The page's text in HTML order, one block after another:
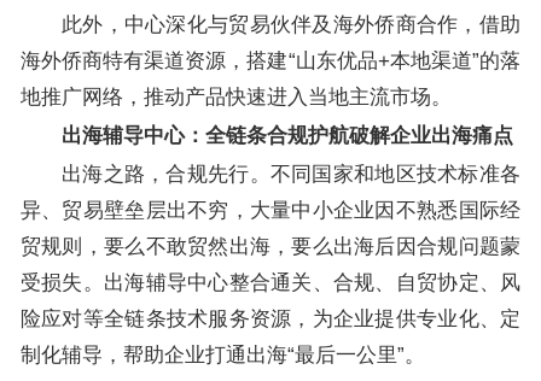
此外，中心深化与贸易伙伴及海外侨商合作，借助
海外侨商特有渠道资源，搭建“山东优品+本地渠道”的落
地推广网络，推动产品快速进入当地主流市场。
出海辅导中心：全链条合规护航破解企业出海痛点
出海之路，合规先行。不同国家和地区技术标准各
异、贸易壁垒层出不穷，大量中小企业因不熟悉国际经
贸规则，要么不敢贸然出海，要么出海后因合规问题蒙
受损失。出海辅导中心整合通关、合规、自贸协定、风
险应对等全链条技术服务资源，为企业提供专业化、定
制化辅导，帮助企业打通出海“最后一公里”。